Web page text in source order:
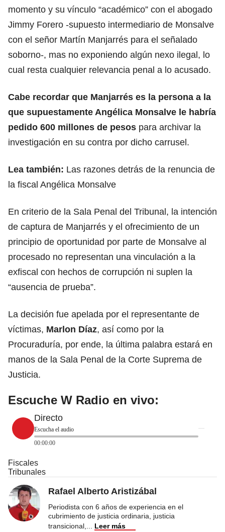
momento y su vínculo “académico” con el abogado
Jimmy Forero -supuesto intermediario de Monsalve
con el señor Martín Manjarrés para el señalado
soborno-, mas no exponiendo algún nexo ilegal, lo
cual resta cualquier relevancia penal a lo acusado.
Cabe recordar que Manjarrés es la persona a la
que supuestamente Angélica Monsalve le habría
pedido 600 millones de pesos para archivar la
investigación en su contra por dicho carrusel.
Lea también: Las razones detrás de la renuncia de
la fiscal Angélica Monsalve
En criterio de la Sala Penal del Tribunal, la intención
de captura de Manjarrés y el ofrecimiento de un
principio de oportunidad por parte de Monsalve al
procesado no representan una vinculación a la
exfiscal con hechos de corrupción ni suplen la
“ausencia de prueba”.
La decisión fue apelada por el representante de
víctimas, Marlon Díaz, así como por la
Procuraduría, por ende, la última palabra estará en
manos de la Sala Penal de la Corte Suprema de
Justicia.
Escuche W Radio en vivo:
Directo
Escucha el audio
00:00:00
Fiscales
Tribunales
Rafael Alberto Aristizábal
Periodista con 6 años de experiencia en el
cubrimiento de justicia ordinaria, justicia
transicional,
Leer más